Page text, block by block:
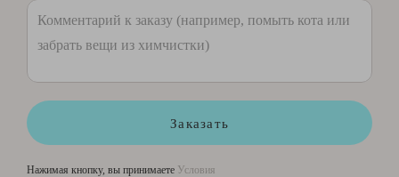
Заказать
Нажимая кнопку, вы принимаете Условия